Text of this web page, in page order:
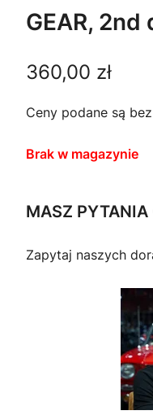
GEAR, 2nd
360,00 zł
Ceny podane są
Brak w magazynie
MASZ PYTANIA
Zapytaj naszych